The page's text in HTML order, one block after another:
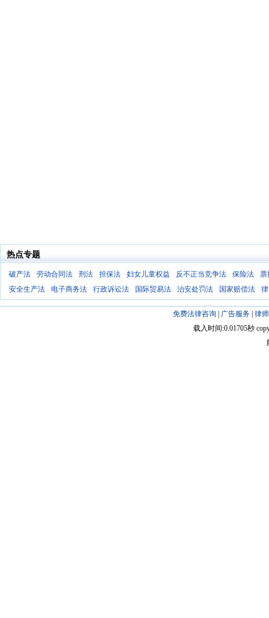
热点专题
破产法 劳动合同法 刑法 担保法 妇女儿童权益 反不正当竞争法 保险法
票
安全生产法
电子商务法 行政诉讼法 国际贸易法 治安处罚法 国家赔偿法
免费法律咨询 广告服务| 律
载入时间:0.01705秒